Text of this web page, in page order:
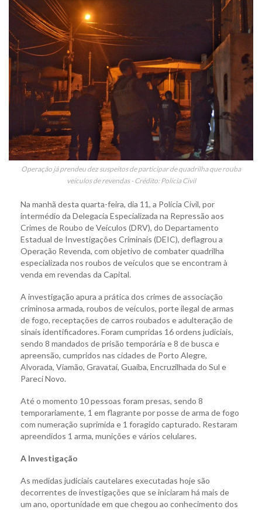
Operação já prendeu dez suspeitos de participar de quadrilha que rouba
veículos de revendas - Crédito: Polícia Civil
Na manhã desta quarta-feira, dia 11, a Polícia Civil, por
intermédio da Delegacia Especializada na Repressão aos
Crimes de Roubo de Veículos (DRV), do Departamento
Estadual de Investigações Criminais (DEIC), deflagrou a
Operação Revenda, com objetivo de combater quadrilha
especializada nos roubos de veículos que se encontram à
venda em revendas da Capital.
A investigação apura a prática dos crimes de associação
criminosa armada, roubos de veículos, porte ilegal de armas
de fogo, receptações de carros roubados e adulteração de
sinais identificadores. Foram cumpridas 16 ordens judiciais,
sendo 8 mandados de prisão temporária e 8 de busca e
apreensão, cumpridos nas cidades de Porto Alegre,
Alvorada, Viamão, Gravataí, Guaíba, Encruzilhada do Sul e
Pareci Novo.
Até o momento 10 pessoas foram presas, sendo 8
temporariamente, 1 em flagrante por posse de arma de fogo
com numeração suprimida e 1 foragido capturado. Restaram
apreendidos 1 arma, munições e vários celulares.
A Investigação
As medidas judiciais cautelares executadas hoje são
decorrentes de investigações que se iniciaram há mais de
um ano, oportunidade em que chegou ao conhecimento dos